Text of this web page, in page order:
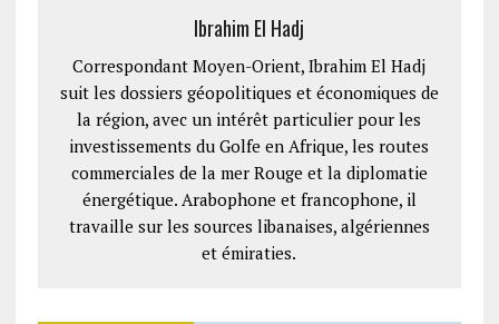
Ibrahim El Hadj
Correspondant Moyen-Orient, Ibrahim El Hadj
suit les dossiers géopolitiques et économiques de
la région, avec un intérêt particulier pour les
investissements du Golfe en Afrique, les routes
commerciales de la mer Rouge et la diplomatie
énergétique. Arabophone et francophone, il
travaille sur les sources libanaises, algériennes
et émiraties.